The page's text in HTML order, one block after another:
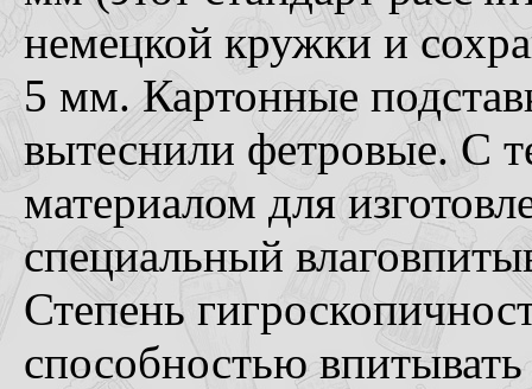
немецкой кружки и
5 мм. Картонные
вытеснили фетровые. С
материалом для
специальный
Степень
способностью